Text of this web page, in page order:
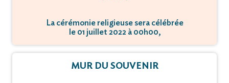
La cérémonie religieuse sera célébrée
le 01 juillet 2022 à 00h00,
MUR DU SOUVENIR